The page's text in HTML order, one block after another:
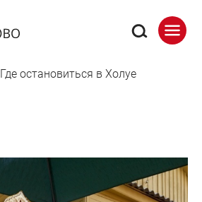
Где остановиться в Холуе